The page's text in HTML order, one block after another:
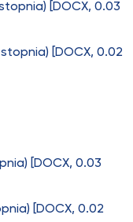
[DOCX, 0.03
stopnia) [DOCX, 0.02
[DOCX, 0.03
[DOCX, 0.02